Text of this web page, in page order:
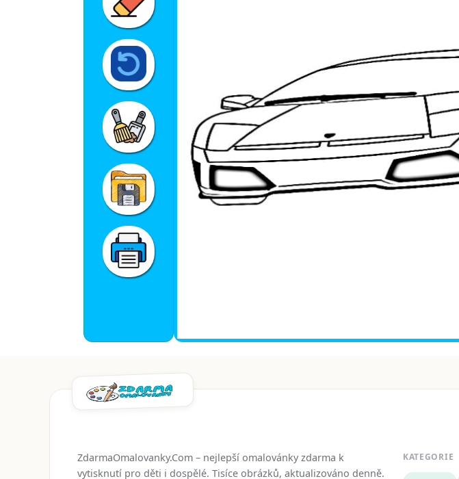
ZdarmaOmalovanky.Com – nejlepší omalovánky zdarma k
vytisknutí pro děti i dospělé. Tisíce obrázků, aktualizováno denně.
KATEGORIE